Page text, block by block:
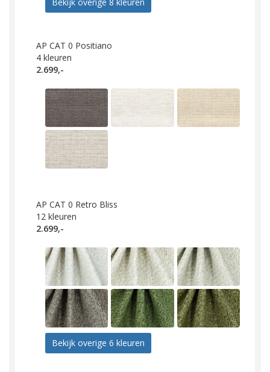
AP CAT 0 Positiano
4 kleuren
2.699,-
AP CAT 0 Retro Bliss
12 kleuren
2.699,-
Bekijk overige 6 kleuren